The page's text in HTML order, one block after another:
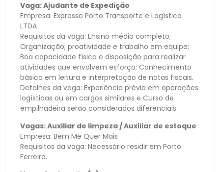
Vaga: Ajudante de Expedição
Empresa: Expresso Porto Transporte e Logística
LTDA
Requisitos da vaga: Ensino médio completo;
Organização, proatividade e trabalho em equipe;
Boa capacidade física e disposição para realizar
atividades que envolvem esforço; Conhecimento
básico em leitura e interpretação de notas fiscais.
Detalhes da vaga: Experiência prévia em operações
logísticas ou em cargos similares e Curso de
empilhadeira serão considerados diferenciais.
Vagas: Auxiliar de limpeza / Auxiliar de estoque
Empresa: Bem Me Quer Mais
Requisitos da vaga: Necessário residir em Porto
Ferreira.